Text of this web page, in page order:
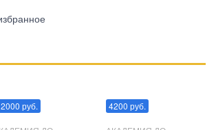
руб. 4200 руб.